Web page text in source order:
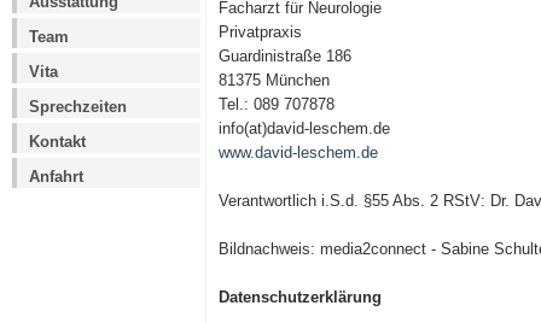
Team
Vita
Sprechzeiten
Kontakt
Anfahrt
Facharzt für Neurologie
Privatpraxis
Guardinistraße 186
81375 München
Tel.: 089 707878
info(at)david-leschem.de
www.david-leschem.de
Verantwortlich i.S.d. §55 Abs. 2 RStV: Dr.
Bildnachweis: media2connect - Sabine
Datenschutzerklärung